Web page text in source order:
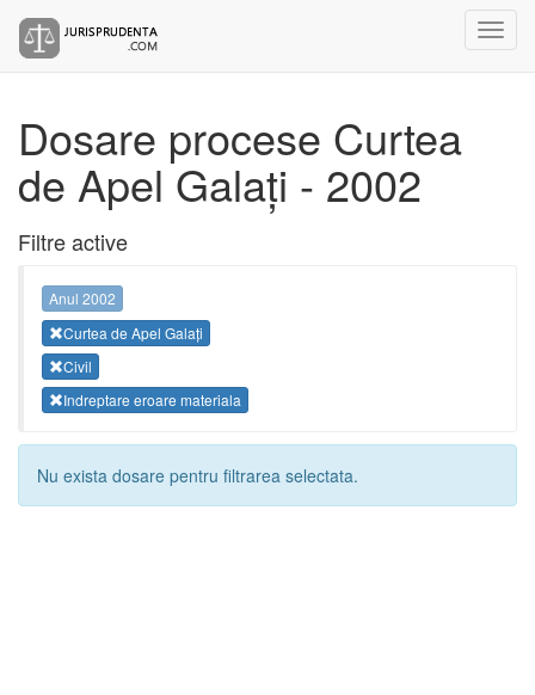
Dosare procese Curtea
de Apel Galați - 2002
Filtre active
Anul 2002
Curtea de Apel Galați
Civil
Indreptare eroare materiala
Nu exista dosare pentru filtrarea selectata.